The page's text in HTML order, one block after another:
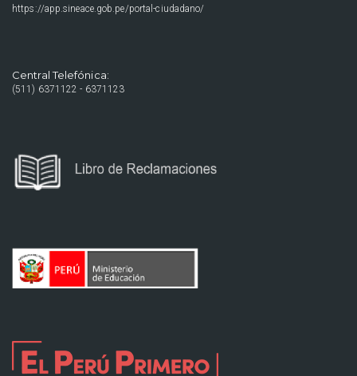
https://app.sineace.gob.pe/portal-ciudadano/
Central Telefónica:
(511) 6371122 - 6371123